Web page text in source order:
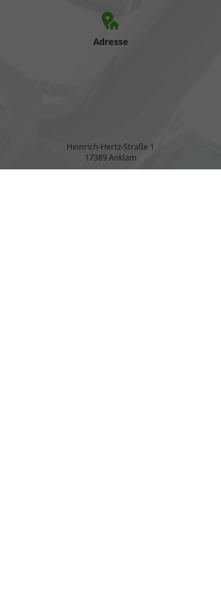
Adresse
Heinrich-Hertz-Straße 1
17389 Anklam